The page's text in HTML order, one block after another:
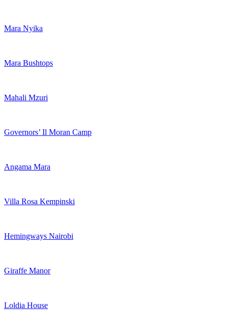
Mara Nyika
Mara Bushtops
Mahali Mzuri
Governors’ Il Moran Camp
Angama Mara
Villa Rosa Kempinski
Hemingways Nairobi
Giraffe Manor
Loldia House